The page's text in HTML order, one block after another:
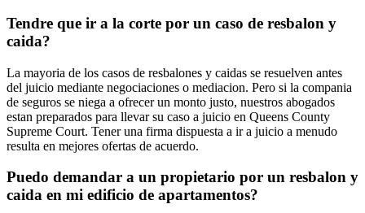
Tendre que ir a la corte por un caso de resbalon y
caida?
La mayoria de los casos de resbalones y caidas se resuelven antes
del juicio mediante negociaciones o mediacion. Pero si la compania
de seguros se niega a ofrecer un monto justo, nuestros abogados
estan preparados para llevar su caso a juicio en Queens County
Supreme Court. Tener una firma dispuesta a ir a juicio a menudo
resulta en mejores ofertas de acuerdo.
Puedo demandar a un propietario por un resbalon y
caida en mi edificio de apartamentos?